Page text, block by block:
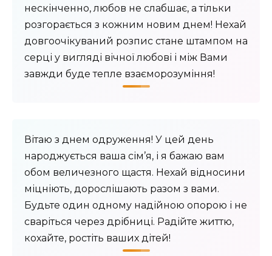
нескінченно, любов не слабшає, а тільки
розгорається з кожним новим днем! Нехай
довгоочікуваний розпис стане штампом на
серці у вигляді вічної любові і між Вами
завжди буде тепле взаєморозуміння!
Вітаю з днем ​​одруження! У цей день
народжується ваша сім’я, і ​​я бажаю вам
обом величезного щастя. Нехай відносини
міцніють, дорослішають разом з вами.
Будьте один одному надійною опорою і не
сваріться через дрібниці. Радійте життю,
кохайте, ростіть ваших дітей!